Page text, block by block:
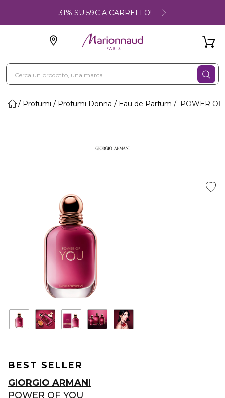
-31% SU 59€ A CARRELLO!
Profumi Profumi Donna Eau de Parfum POWER
BEST SELLER
GIORGIO ARMANI
POWER OF YOU